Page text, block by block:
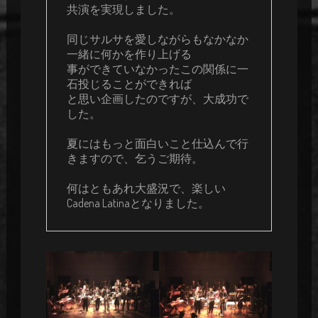
共演を実現しました。
同じサルサを愛しながらもなかなか
一緒に何かを作り上げる
事ができていなかったこの関係に一
石投じることができれば
と思い企画したのですが、大成功で
した。
夏にはもっと面白いこと仕込んで行
きますので、乞うご期待。
何はともあれ大盛況で、楽しい
Cadena Latinaとなりました。